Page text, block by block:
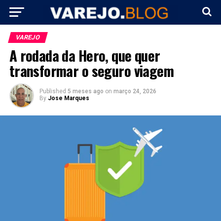
VAREJO
A rodada da Hero, que quer
transformar o seguro viagem
Published 5 meses ago on março 24, 2026
By Jose Marques